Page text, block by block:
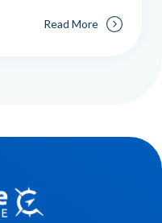
Read More